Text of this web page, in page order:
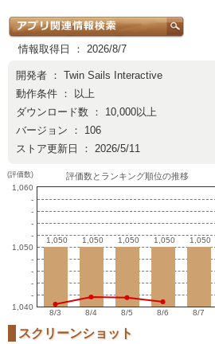
情報取得日 ： 2026/8/7
開発者 ： Twin Sails Interactive
動作条件 ： 以上
ダウンロード数 ： 10,000以上
バージョン ： 106
ストア更新日 ： 2026/5/11
(評価数)
1,060
-
-
-
-
1,050
-
-
-
-
1,040
評価数とランキング順位の推移
1,050
1,050 1,050
1,050 1,050
1,050 1,050
1,050 1,050
1,050
8/3 8/4 8/5 8/6 8/7
スクリーンショット